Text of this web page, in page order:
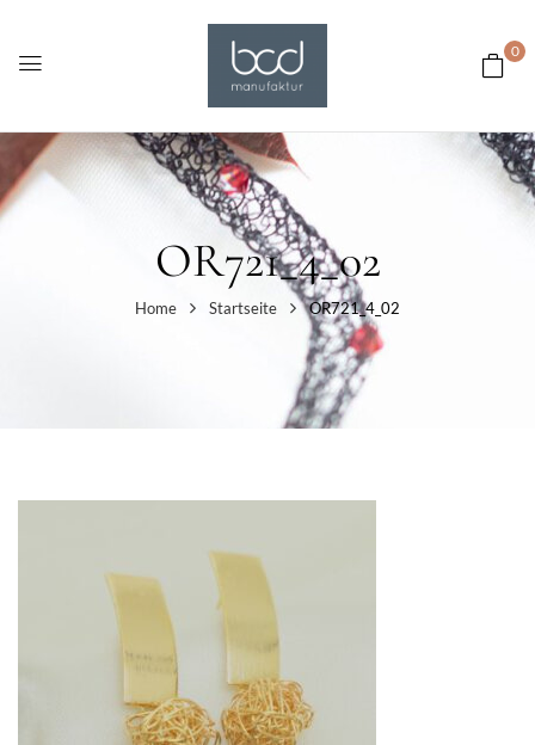
0
OR721_4_02
Home Startseite OR721_4_02